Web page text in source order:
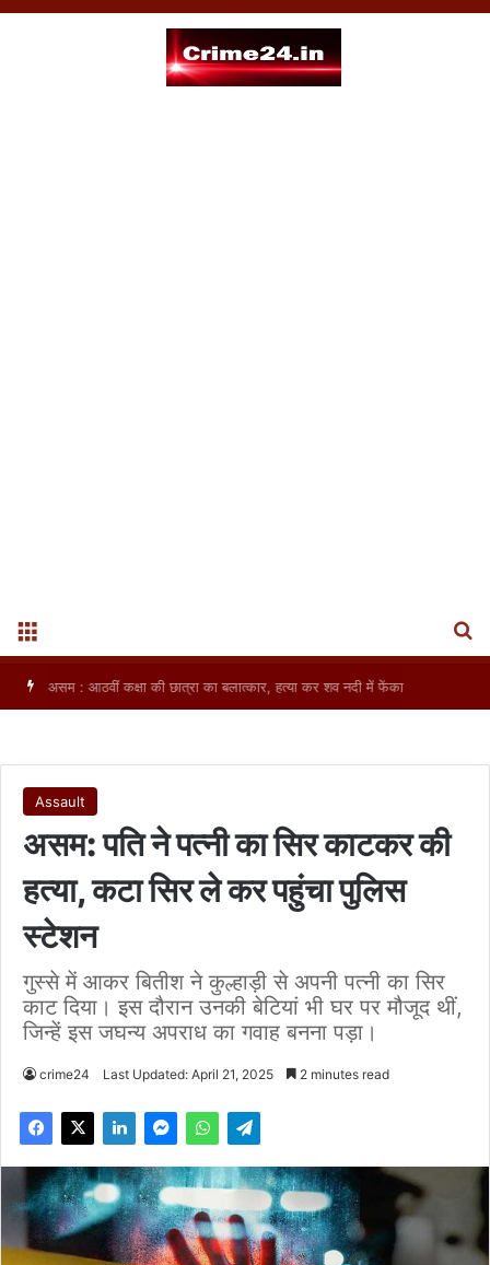
असम : आठवीं कक्षा की छात्रा का बलात्कार, हत्या कर शव नदी में फेंका
Assault
असम: पति ने पत्नी का सिर काटकर की
हत्या, कटा सिर ले कर पहुंचा पुलिस
स्टेशन
गुस्से में आकर बितीश ने कुल्हाड़ी से अपनी पत्नी का सिर
काट दिया। इस दौरान उनकी बेटियां भी घर पर मौजूद थीं,
जिन्हें इस जघन्य अपराध का गवाह बनना पड़ा।
crime24 Last Updated: April 21, 2025 2 minutes read